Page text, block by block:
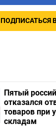
ПОДПИСАТЬСЯ В
Пятый
отказался
товаров при
складам